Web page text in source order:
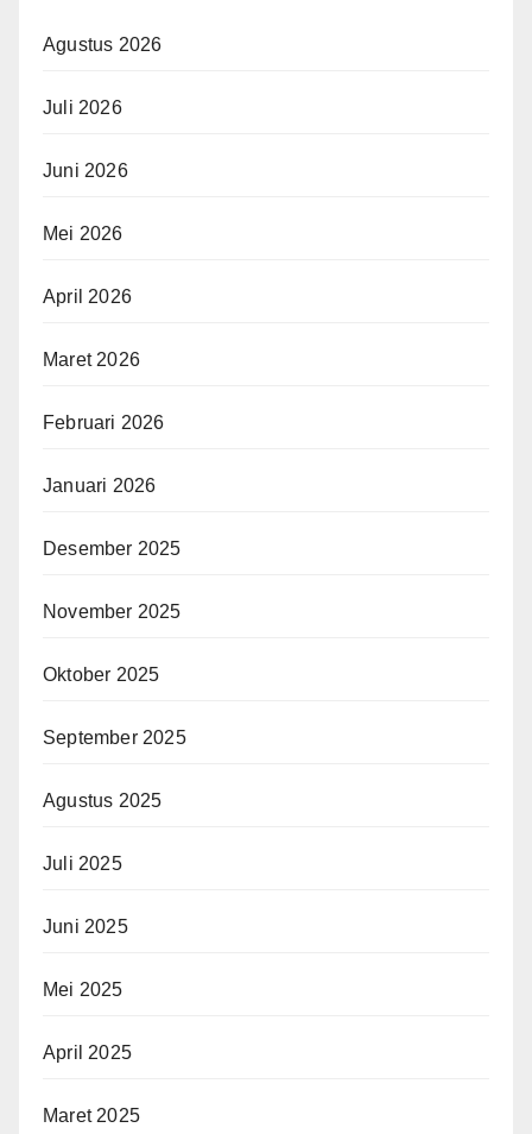
Agustus 2026
Juli 2026
Juni 2026
Mei 2026
April 2026
Maret 2026
Februari 2026
Januari 2026
Desember 2025
November 2025
Oktober 2025
September 2025
Agustus 2025
Juli 2025
Juni 2025
Mei 2025
April 2025
Maret 2025